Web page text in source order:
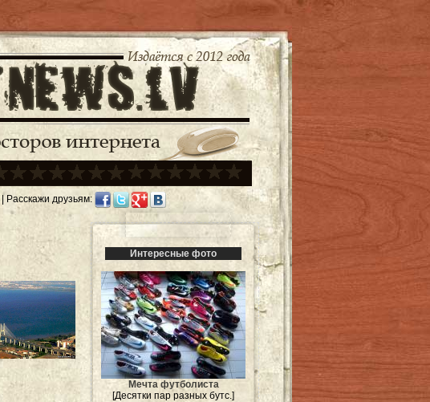
| Расскажи друзьям:
Интересные фото
Мечта футболиста
[Десятки пар разных бутс.]